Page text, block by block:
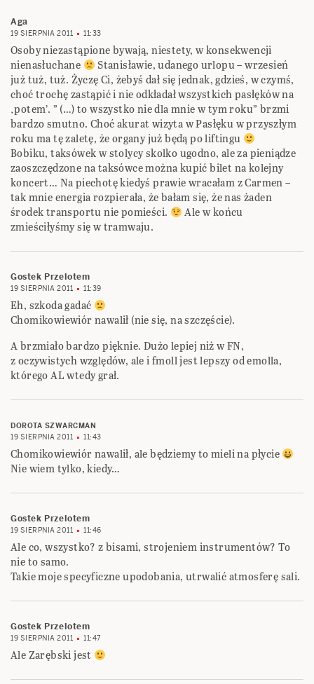
Aga
19 SIERPNIA 2011 11:33
Osoby niezastąpione bywają, niestety, w konsekwencji
nienasłuchane
Stanisławie, udanego urlopu – wrzesień
już tuż, tuż. Życzę Ci, żebyś dał się jednak, gdzieś, w czymś,
choć trochę zastąpić i nie odkładał wszystkich pasłęków na
‚potem’. ” (…) to wszystko nie dla mnie w tym roku” brzmi
bardzo smutno. Choć akurat wizyta w Pasłęku w przyszłym
roku ma tę zaletę, że organy już będą po liftingu
Bobiku, taksówek w stolycy skolko ugodno, ale za pieniądze
zaoszczędzone na taksówce można kupić bilet na kolejny
koncert… Na piechotę kiedyś prawie wracałam z Carmen –
tak mnie energia rozpierała, że bałam się, że nas żaden
środek transportu nie pomieści.
Ale w końcu
zmieściłyśmy się w tramwaju.
Gostek Przelotem
19 SIERPNIA 2011 11:39
Eh, szkoda gadać
Chomikowiewiór nawalił (nie się, na szczęście).
A brzmiało bardzo pięknie. Dużo lepiej niż w FN,
z oczywistych względów, ale i fmoll jest lepszy od emolla,
którego AL wtedy grał.
DOROTA SZWARCMAN
19 SIERPNIA 2011
11:43
Chomikowiewiór nawalił, ale będziemy to mieli na płycie
Nie wiem tylko, kiedy…
Gostek Przelotem
19 SIERPNIA 2011 11:46
Ale co, wszystko? z bisami, strojeniem instrumentów? To
nie to samo.
Takie moje specyficzne upodobania, utrwalić atmosferę sali.
Gostek Przelotem
19 SIERPNIA 2011 11:47
Ale Zarębski jest